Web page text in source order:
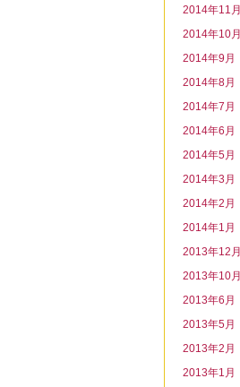
2014年11月
2014年10月
2014年9月
2014年8月
2014年7月
2014年6月
2014年5月
2014年3月
2014年2月
2014年1月
2013年12月
2013年10月
2013年6月
2013年5月
2013年2月
2013年1月